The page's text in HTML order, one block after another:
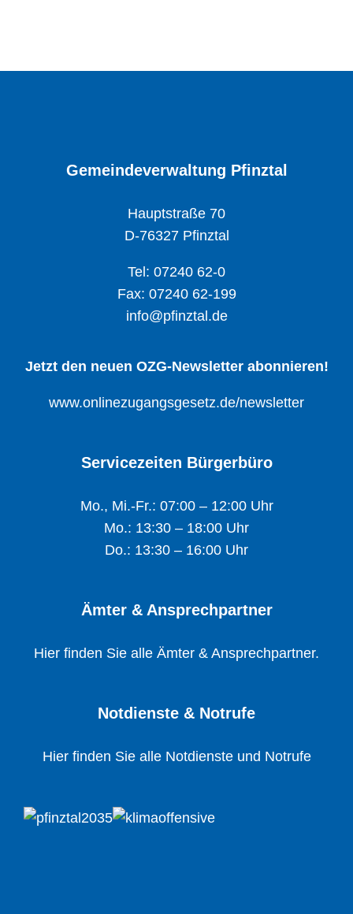
Gemeindeverwaltung Pfinztal
Hauptstraße 70
D-76327 Pfinztal
Tel: 07240 62-0
Fax: 07240 62-199
info@pfinztal.de
Jetzt den neuen OZG-Newsletter abonnieren!
www.onlinezugangsgesetz.de/newsletter
Servicezeiten Bürgerbüro
Mo., Mi.-Fr.: 07:00 – 12:00 Uhr
Mo.: 13:30 – 18:00 Uhr
Do.: 13:30 – 16:00 Uhr
Ämter & Ansprechpartner
Hier finden Sie alle Ämter & Ansprechpartner.
Notdienste & Notrufe
Hier finden Sie alle Notdienste und Notrufe